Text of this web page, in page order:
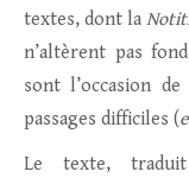
textes, dont la
n’altèrent pas
sont l’occasion
passages difficiles (
Le texte,